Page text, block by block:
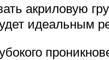
акриловую
идеальным